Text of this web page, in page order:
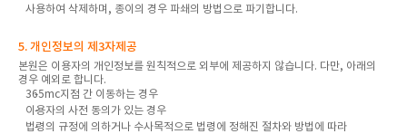
사용하여 삭제하며, 종이의 경우 파쇄의 방법으로 파기합니다.
5. 개인정보의 제3자제공
본원은 이용자의 개인정보를 원칙적으로 외부에 제공하지 않습니다. 다만, 아래의
경우 예외로 합니다.
365mc지점 간 이동하는 경우
이용자의 사전 동의가 있는 경우
법령의 규정에 의하거나 수사목적으로 법령에 정해진 절차와 방법에 따라